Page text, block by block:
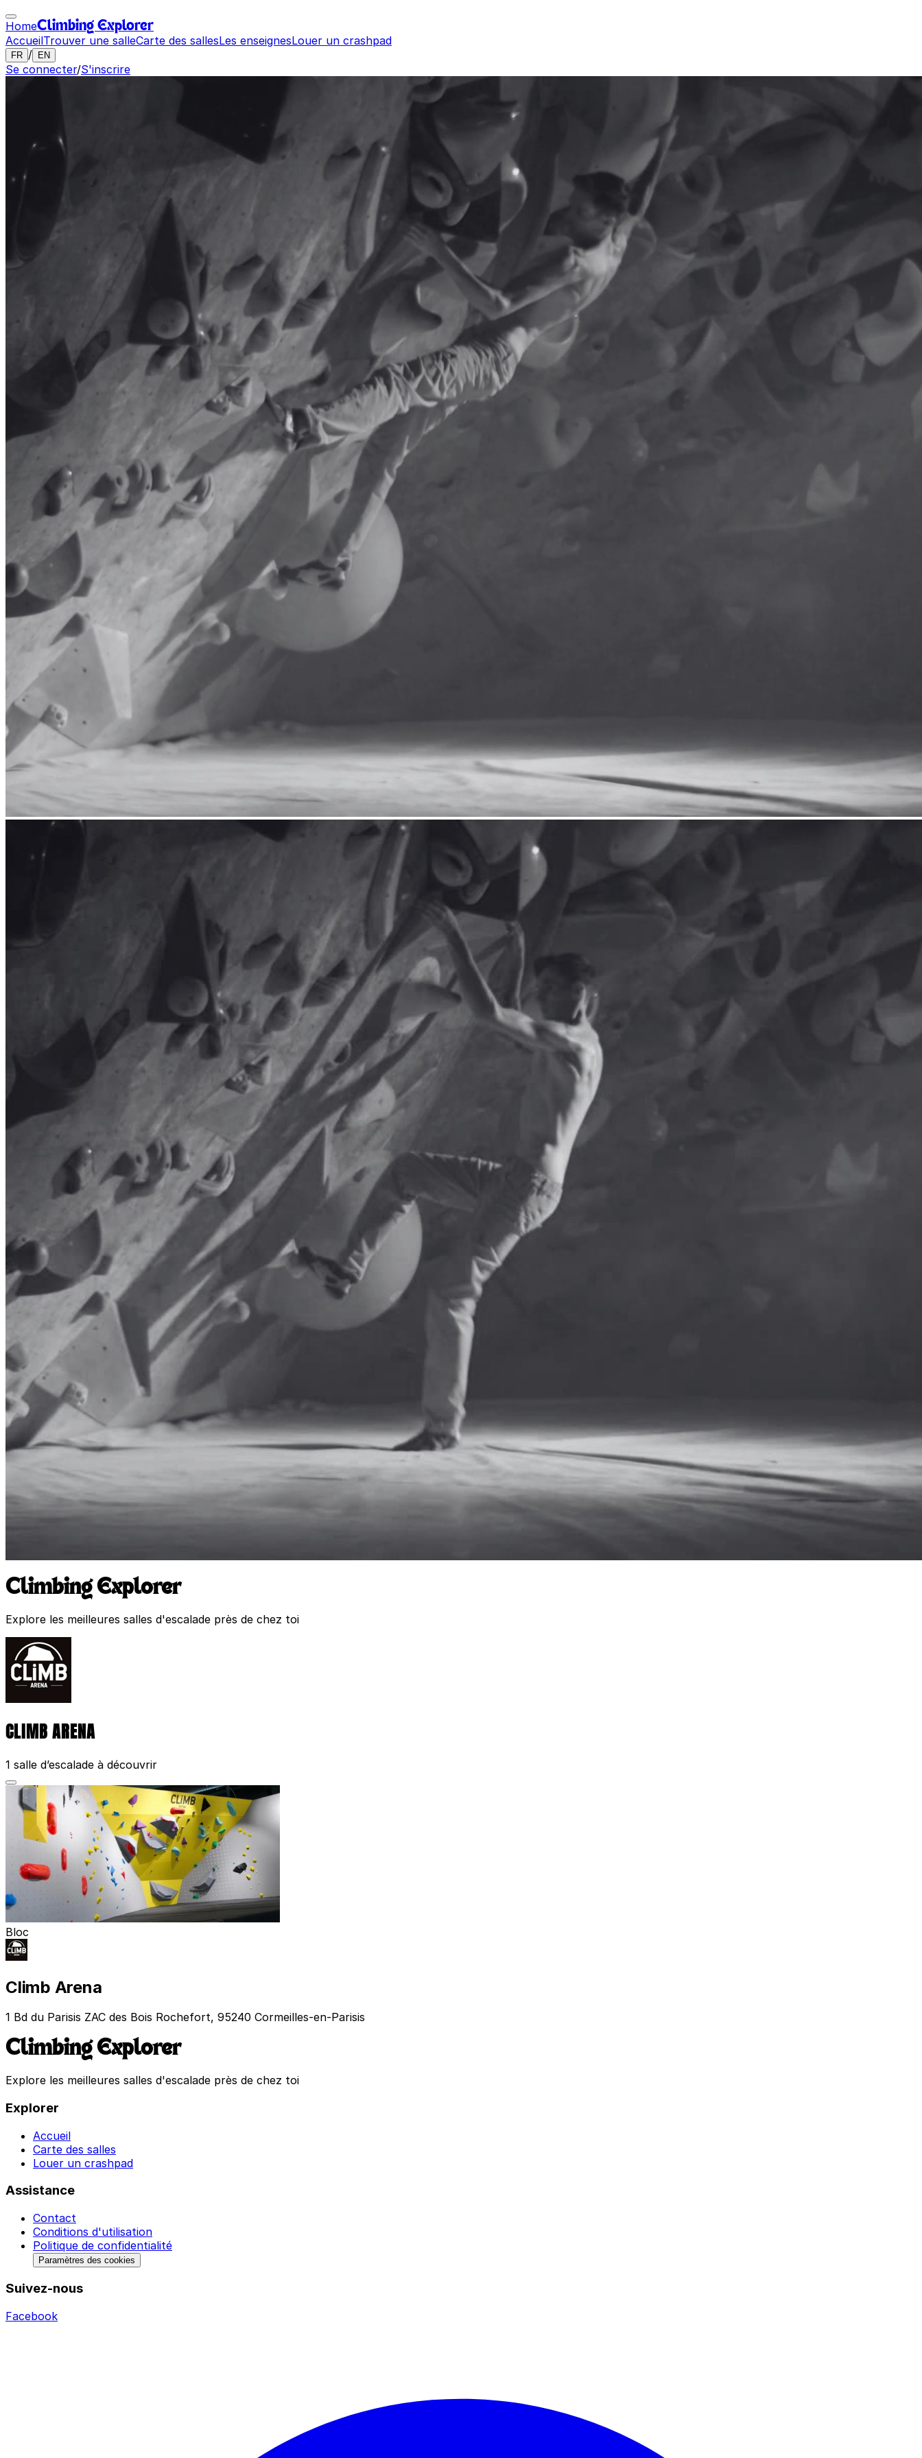
HomeClimbing Explorer
AccueilTrouver une salleCarte des sallesLes enseignesLouer un crashpad
FR / EN
Se connecter/S'inscrire
Climbing Explorer
Explore les meilleures salles d'escalade près de chez toi
CLIMB ARENA
1 salle d’escalade à découvrir
Bloc
Climb Arena
1 Bd du Parisis ZAC des Bois Rochefort, 95240 Cormeilles-en-Parisis
Climbing Explorer
Explore les meilleures salles d'escalade près de chez toi
Explorer
Accueil
Carte des salles
Louer un crashpad
Assistance
Contact
Conditions d'utilisation
Politique de confidentialité
Paramètres des cookies
Suivez-nous
Facebook